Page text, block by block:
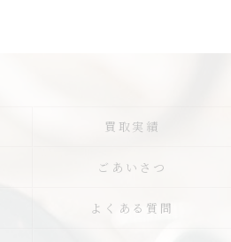
買取実績
ごあいさつ
よくある質問